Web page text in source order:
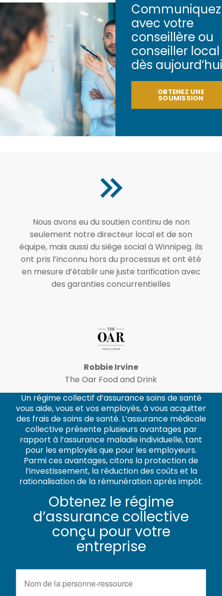
Communiquez
avec votre
conseillère ou
conseiller local
dès
OBTENEZ UNE
SOUMISSION
Nous avons eu du soutien continu de non
seulement notre directeur local et de son
équipe, mais aussi du siège social à Winnipeg. Ils
ont pris l’inconnu hors du processus et ont été
en mesure d’établir une juste tarification avec
des garanties concurrentielles
Robbie Irvine
The Oar Food and Drink
Un régime collectif d’assurance soins de santé
vous aide, vous et vos employés, à vous acquitter
des frais de soins de santé. L’assurance médicale
collective présente plusieurs avantages par
rapport à l’assurance maladie individuelle, tant
pour les employés que pour les employeurs.
Parmi ces avantages, citons la protection de
l’investissement, la réduction des coûts et la
rationalisation de la rémunération après impôt.
Obtenez le régime
d’assurance collective
conçu pour votre
entreprise
Nom
de